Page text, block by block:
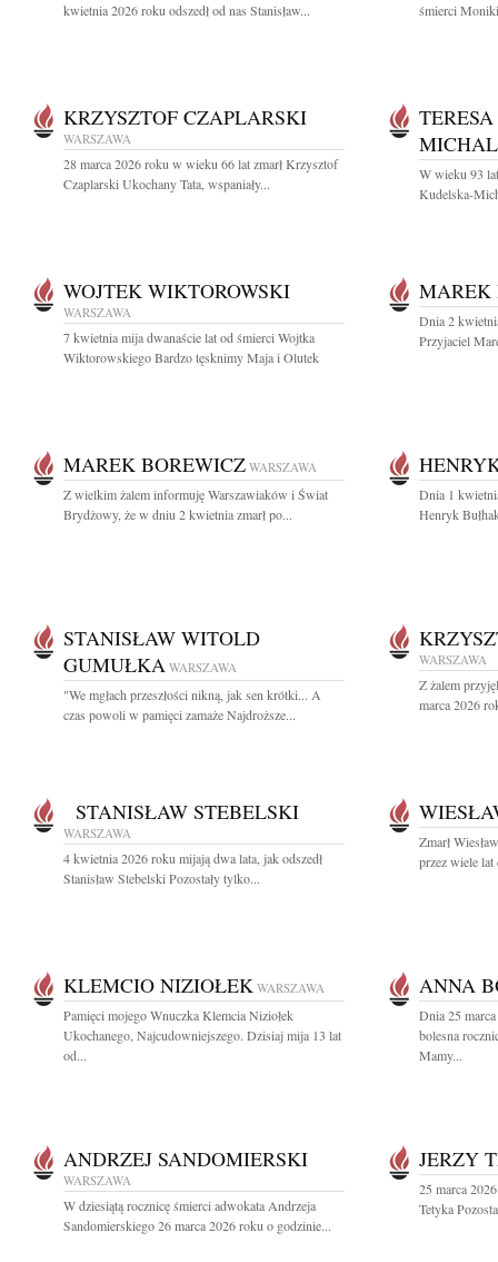
kwietnia 2026 roku odszedł od nas Stanisław...
śmierci
KRZYSZTOF CZAPLARSKI
WARSZAWA
28 marca 2026 roku w wieku 66 lat zmarł Krzysztof
Czaplarski Ukochany Tata, wspaniały...
W wieku 93
Kudelska-
WOJTEK WIKTOROWSKI
WARSZAWA
7 kwietnia mija dwanaście lat od śmierci Wojtka
Wiktorowskiego Bardzo tęsknimy Maja i Olutek
MAREK
Dnia 2
Przyjaciel
MAREK BOREWICZ WARSZAWA
Z wielkim żalem informuję Warszawiaków i Świat
Brydżowy, że w dniu 2 kwietnia zmarł po...
Dnia 1
Henryk
STANISŁAW WITOLD
GUMUŁKA WARSZAWA
"We mgłach przeszłości nikną, jak sen krótki... A
czas powoli w pamięci zamaże Najdroższe...
WARSZAWA
Z żalem
marca 2026
STANISŁAW STEBELSKI
WARSZAWA
4 kwietnia 2026 roku mijają dwa lata, jak odszedł
Stanisław Stebelski Pozostały tylko...
Zmarł
przez wiele lat
KLEMCIO NIZIOŁEK WARSZAWA
Pamięci mojego Wnuczka Klemcia Niziołek
Ukochanego, Najcudowniejszego. Dzisiaj mija 13 lat
od...
ANNA
Dnia 25
bolesna
Mamy...
ANDRZEJ SANDOMIERSKI
WARSZAWA
W dziesiątą rocznicę śmierci adwokata Andrzeja
Sandomierskiego 26 marca 2026 roku o godzinie...
JERZY
25 marca
Tetyka